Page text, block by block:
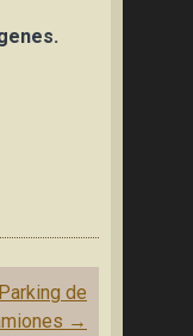
Parking de
→